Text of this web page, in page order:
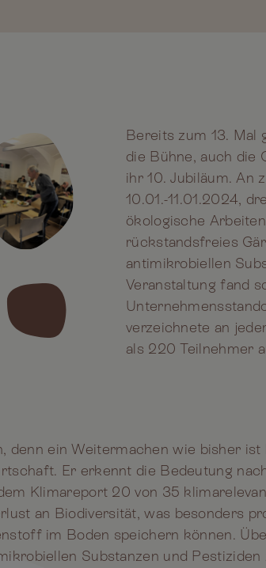
Bereits zum 13. Mal
die Bühne, auch die
ihr 10. Jubiläum. An
10.01.-11.01.2024,
ökologische
rückstandsfreies
antimikrobiellen
Veranstaltung fand
verzeichnete an
als 220 Teilnehmer
denn ein Weitermachen wie bisher
Er erkennt die Bedeutung
Klimareport 20 von 35
an Biodiversität, was besonders
im Boden speichern können.
Substanzen und